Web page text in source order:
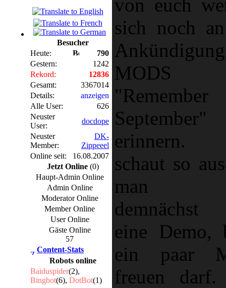
Besucher
Heute:
790
Gestern:
1242
Rekord:
12836
Gesamt:
3367014
Details:
anzeigen
Alle User:
626
Neuster
User:
docdope
Neuster
Member:
DK-
Zippeeel
Online seit:
16.08.2007
Jetzt Online (0)
Haupt-Admin Online
Admin Online
Moderator Online
Member Online
User Online
Gäste Online
57
Content-Stats
Robots online
Baiduspider(2),
Bingbot(6), DotBot(1)
von euch
sich noch
MODS
"Remember
September"
erinnern.
schaut so
man
eine Demo,
ein paar
freuen